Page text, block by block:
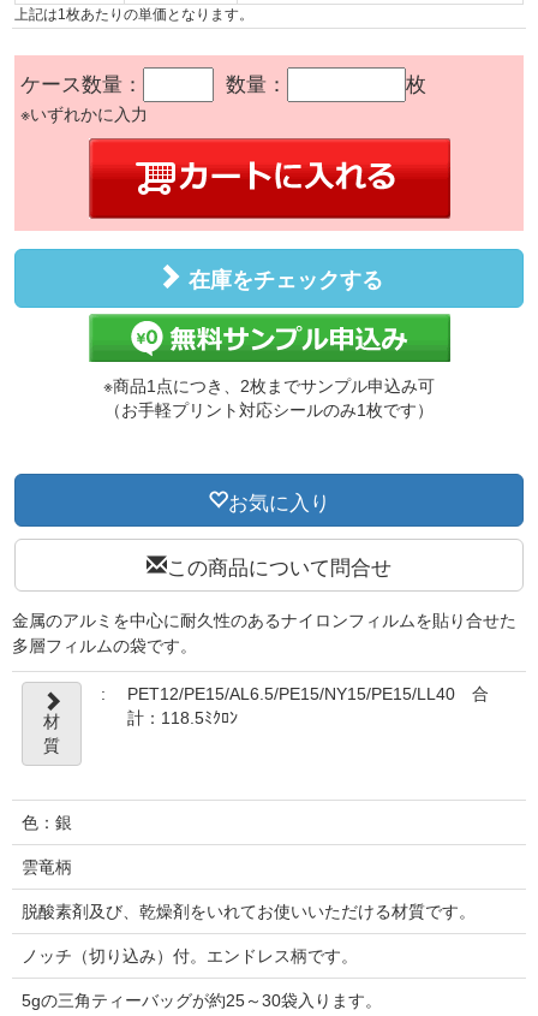
上記は1枚あたりの単価となります。
ケース数量： 数量： 枚
※いずれかに入力
在庫をチェックする
※商品1点につき、2枚までサンプル申込み可
（お手軽プリント対応シールのみ1枚です）
お気に入り
この商品について問合せ
金属のアルミを中心に耐久性のあるナイロンフィルムを貼り合せた
多層フィルムの袋です。
材
質
:
PET12/PE15/AL6.5/PE15/NY15/PE15/LL40 合
計：118.5ﾐｸﾛﾝ
色：銀
雲竜柄
脱酸素剤及び、乾燥剤をいれてお使いいただける材質です。
ノッチ（切り込み）付。エンドレス柄です。
5gの三角ティーバッグが約25～30袋入ります。